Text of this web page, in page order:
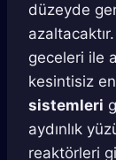
düzeyde
geceleri ile
kesintisiz
sistemleri
aydınlık
reaktörleri